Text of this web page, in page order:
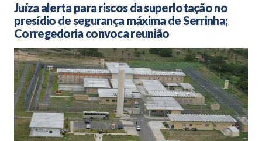
Juíza alerta para riscos da superlotação no
presídio de segurança máxima de Serrinha;
Corregedoria convoca reunião